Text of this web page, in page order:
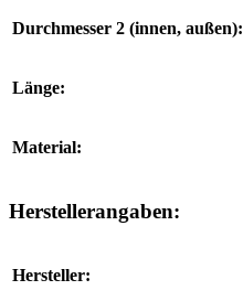
Durchmesser 2 (innen, außen):
Länge:
Material:
Herstellerangaben:
Hersteller: